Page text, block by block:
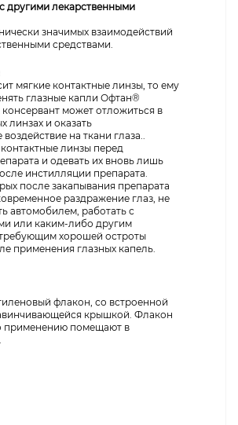
другими лекарственными
значимых взаимодействий
средствами.
мягкие контактные линзы, то ему
глазные капли Офтан®
консервант может отложиться в
линзах и оказать
на ткани глаза..
линзы перед
и одевать их вновь лишь
инстилляции препарата.
после закапывания препарата
раздражение глаз, не
автомобилем, работать с
или каким-либо другим
хорошей остроты
применения глазных капель.
флакон, со встроенной
крышкой. Флакон
применению помещают в